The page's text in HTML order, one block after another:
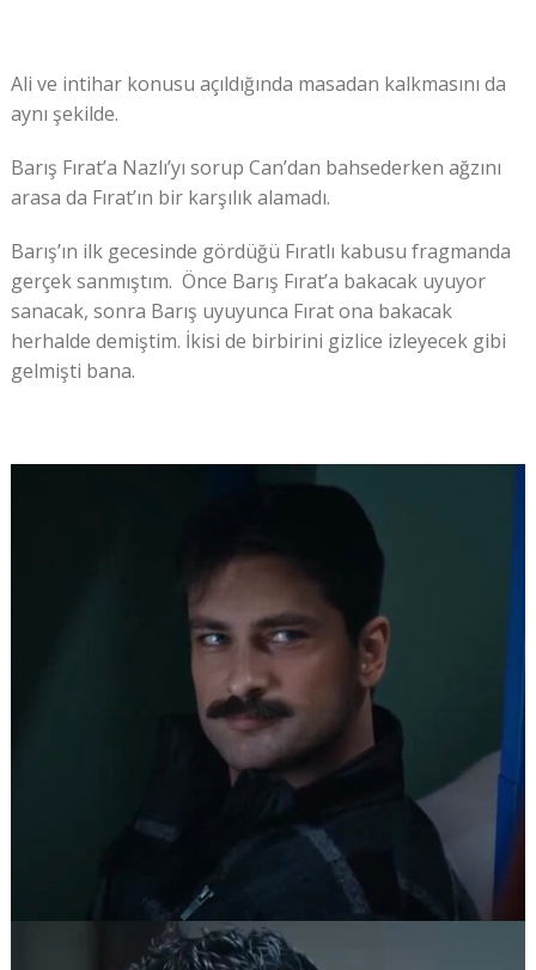
Ali ve intihar konusu açıldığında masadan kalkmasını da
aynı şekilde.
Barış Fırat’a Nazlı’yı sorup Can’dan bahsederken ağzını
arasa da Fırat’ın bir karşılık alamadı.
Barış’ın ilk gecesinde gördüğü Fıratlı kabusu fragmanda
gerçek sanmıştım. Önce Barış Fırat’a bakacak uyuyor
sanacak, sonra Barış uyuyunca Fırat ona bakacak
herhalde demiştim. İkisi de birbirini gizlice izleyecek gibi
gelmişti bana.